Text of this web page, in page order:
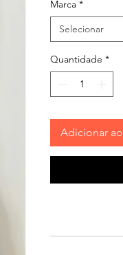
Marca *
Selecionar
Quantidade *
Adicionar